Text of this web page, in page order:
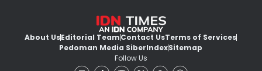
About UsEditorial TeamContact UsTerms of Services
Pedoman Media SiberIndexSitemap
Follow Us